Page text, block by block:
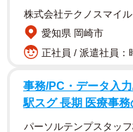
株式会社テクノスマイル
愛知県 岡崎市
正社員 / 派遣社員：
事務/PC・データ入
駅スグ 長期 医療事
パーソルテンプスタッ